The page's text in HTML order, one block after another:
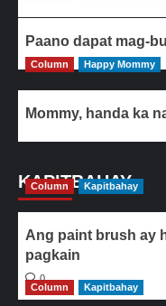
Paano dapat mag-
Column Happy Mommy
Mommy, handa ka
KAPITBAHAY
Column Kapitbahay
Ang paint brush ay
pagkain
0
Column
Kapitbahay